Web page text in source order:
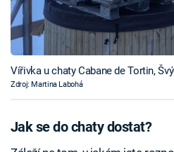
Vířivka u chaty Cabane de Tortin,
Zdroj: Martina Labohá
Jak se do chaty dostat?